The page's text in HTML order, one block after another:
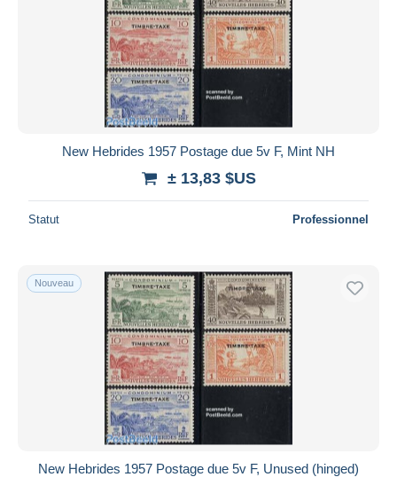
New Hebrides 1957 Postage due 5v F, Mint NH
± 13,83 $US
Statut Professionnel
Nouveau
New Hebrides 1957 Postage due 5v F, Unused (hinged)